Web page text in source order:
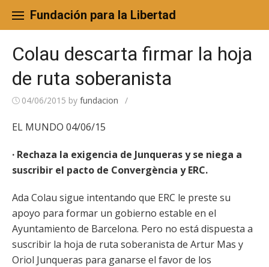
content
Fundación para la Libertad
Colau descarta firmar la hoja
de ruta soberanista
04/06/2015 by fundacion /
EL MUNDO 04/06/15
· Rechaza la exigencia de Junqueras y se niega a
suscribir el pacto de Convergència y ERC.
Ada Colau sigue intentando que ERC le preste su
apoyo para formar un gobierno estable en el
Ayuntamiento de Barcelona. Pero no está dispuesta a
suscribir la hoja de ruta soberanista de Artur Mas y
Oriol Junqueras para ganarse el favor de los